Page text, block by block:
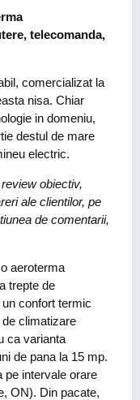
telecomanda,
comercializat la
nisa. Chiar
in domeniu,
destul de mare
electric.
obiectiv,
ale clientilor, pe
de comentarii,
aeroterma
trepte de
confort termic
climatizare
ca varianta
de pana la 15 mp.
pe intervale orare
ON). Din pacate,